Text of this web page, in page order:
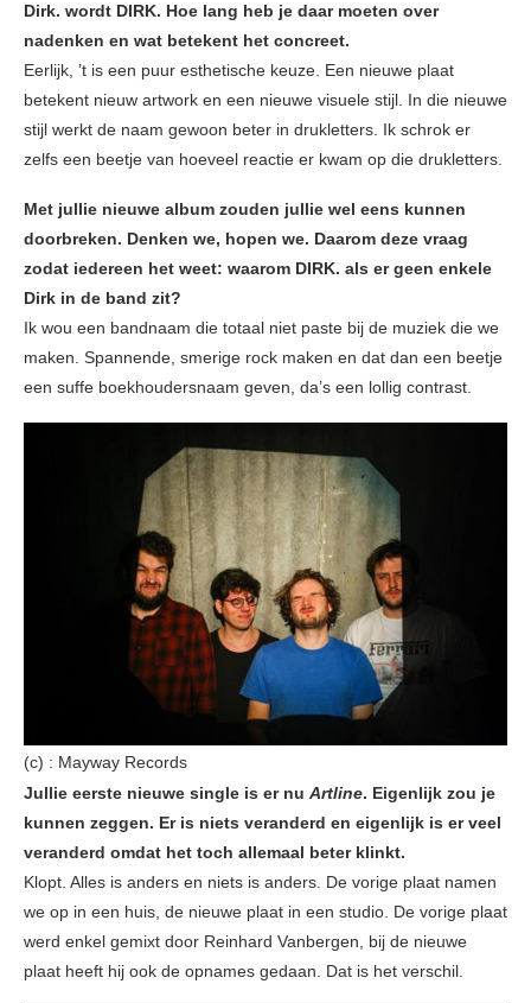
Dirk. wordt DIRK. Hoe lang heb je daar moeten over
nadenken en wat betekent het concreet.
Eerlijk, ’t is een puur esthetische keuze. Een nieuwe plaat
betekent nieuw artwork en een nieuwe visuele stijl. In die nieuwe
stijl werkt de naam gewoon beter in drukletters. Ik schrok er
zelfs een beetje van hoeveel reactie er kwam op die drukletters.
Met jullie nieuwe album zouden jullie wel eens kunnen
doorbreken. Denken we, hopen we. Daarom deze vraag
zodat iedereen het weet: waarom DIRK. als er geen enkele
Dirk in de band zit?
Ik wou een bandnaam die totaal niet paste bij de muziek die we
maken. Spannende, smerige rock maken en dat dan een beetje
een suffe boekhoudersnaam geven, da’s een lollig contrast.
(c) : Mayway Records
Jullie eerste nieuwe single is er nu Artline. Eigenlijk zou je
kunnen zeggen. Er is niets veranderd en eigenlijk is er veel
veranderd omdat het toch allemaal beter klinkt.
Klopt. Alles is anders en niets is anders. De vorige plaat namen
we op in een huis, de nieuwe plaat in een studio. De vorige plaat
werd enkel gemixt door Reinhard Vanbergen, bij de nieuwe
plaat heeft hij ook de opnames gedaan. Dat is het verschil.